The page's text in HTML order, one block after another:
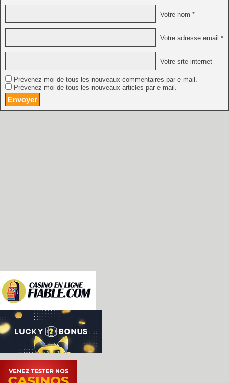
Votre nom *
Votre adresse email *
Votre site internet
Prévenez-moi de tous les nouveaux commentaires par e-mail.
Prévenez-moi de tous les nouveaux articles par e-mail.